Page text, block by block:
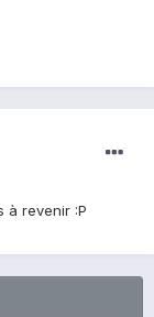
à revenir :P